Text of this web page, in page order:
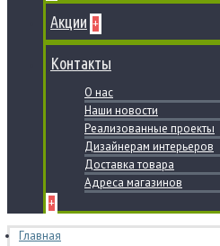
Акции +
Контакты
О нас
Наши новости
Реализованные проекты
Дизайнерам интерьеров
Доставка товара
Адреса магазинов
+
Главная